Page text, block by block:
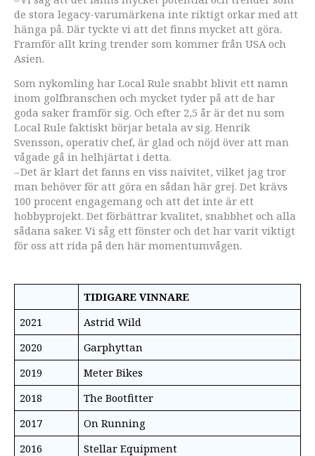
de stora legacy-varumärkena inte riktigt orkar med att
hänga på. Där tyckte vi att det finns mycket att göra.
Framför allt kring trender som kommer från USA och
Asien.
Som nykomling har Local Rule snabbt blivit ett namn
inom golfbranschen och mycket tyder på att de har
goda saker framför sig. Och efter 2,5 år är det nu som
Local Rule faktiskt börjar betala av sig. Henrik
Svensson, operativ chef, är glad och nöjd över att man
vågade gå in helhjärtat i detta.
– Det är klart det fanns en viss naivitet, vilket jag tror
man behöver för att göra en sådan här grej. Det krävs
100 procent engagemang och att det inte är ett
hobbyprojekt. Det förbättrar kvalitet, snabbhet och alla
sådana saker. Vi såg ett fönster och det har varit viktigt
för oss att rida på den här momentumvågen.
TIDIGARE VINNARE
2021
Astrid Wild
2020
Garphyttan
2019
Meter Bikes
2018
The Bootfitter
2017
On Running
2016
Stellar Equipment